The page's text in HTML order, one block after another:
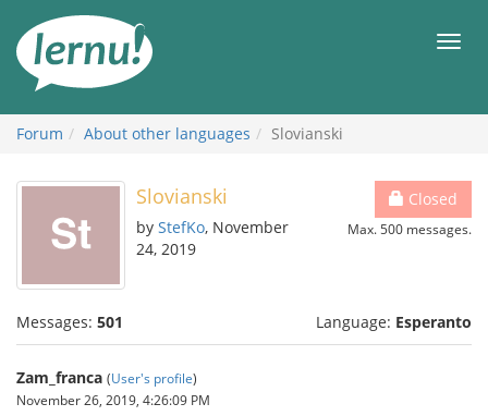
the
content
Forum About other languages Slovianski
Closed
Max. 500 messages.
Slovianski
by StefKo, November
24, 2019
Messages: 501 Language: Esperanto
Zam_franca (User's profile)
November 26, 2019, 4:26:09 PM